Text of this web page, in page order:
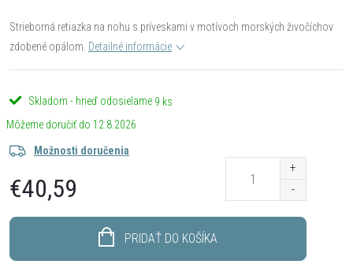
Strieborná retiazka na nohu s príveskami v motívoch morských živočíchov
zdobené opálom. Detailné informácie
Skladom - hneď odosielame 9 ks
12.8.2026
Možnosti doručenia
€40,59
PRIDAŤ DO KOŠÍKA